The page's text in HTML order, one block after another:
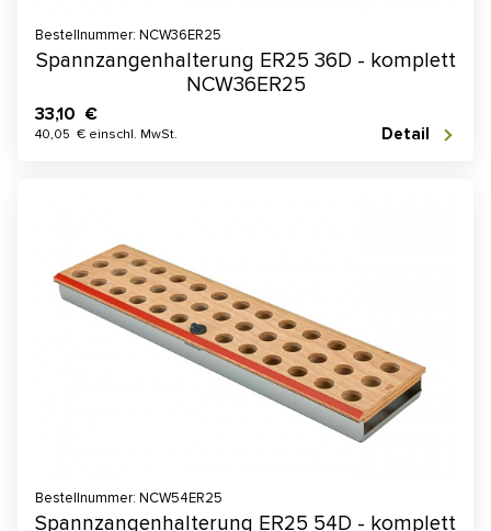
Bestellnummer: NCW36ER25
Spannzangenhalterung ER25 36D - komplett
NCW36ER25
33,10 €
40,05 € einschl. MwSt. Detail
Bestellnummer: NCW54ER25
Spannzangenhalterung ER25 54D - komplett